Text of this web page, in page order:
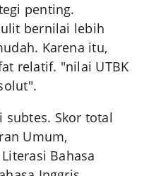
penting.
bernilai lebih
Karena itu,
relatif. "nilai UTBK
subtes. Skor total
Umum,
Bahasa